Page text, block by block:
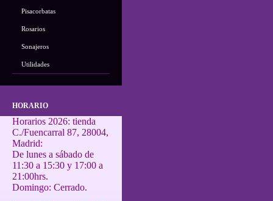
Pisacorbatas
Rosarios
Sonajeros
Utilidades
HORARIO
Horarios 2026: tienda
C./Fuencarral 87, 28004,
Madrid:
De lunes a sábado de
11:30 a 15:30 y 17:00 a
21:00hrs.
Domingo: Cerrado.